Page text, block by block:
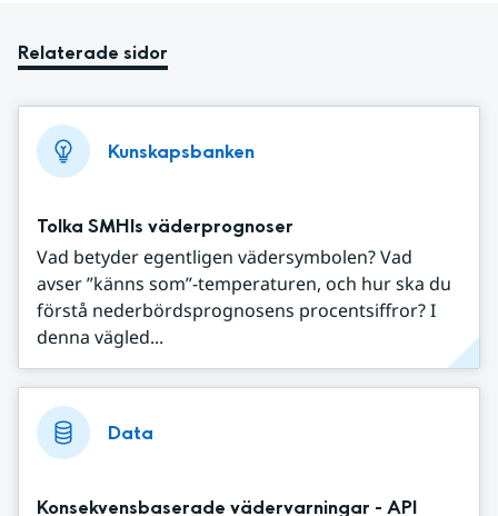
Relaterade sidor
Kunskapsbanken
Tolka SMHIs väderprognoser
Vad betyder egentligen vädersymbolen? Vad
avser ”känns som”-temperaturen, och hur ska du
förstå nederbördsprognosens procentsiffror? I
denna vägled...
Data
Konsekvensbaserade vädervarningar - API